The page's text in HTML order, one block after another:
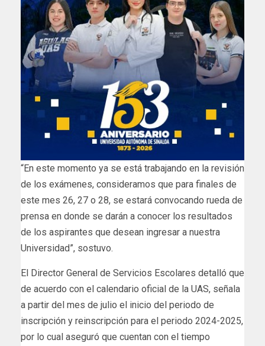
“En este momento ya se está trabajando en la revisión
de los exámenes, consideramos que para finales de
este mes 26, 27 o 28, se estará convocando rueda de
prensa en donde se darán a conocer los resultados
de los aspirantes que desean ingresar a nuestra
Universidad”, sostuvo.
El Director General de Servicios Escolares detalló que
de acuerdo con el calendario oficial de la UAS, señala
a partir del mes de julio el inicio del periodo de
inscripción y reinscripción para el periodo 2024-2025,
por lo cual aseguró que cuentan con el tiempo